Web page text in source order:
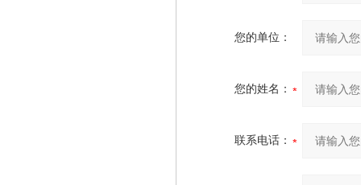
您的单位：
您的姓名：
联系电话：